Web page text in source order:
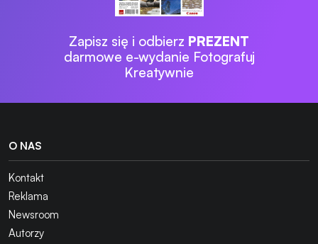
Zapisz się i odbierz PREZENT
darmowe e-wydanie Fotografuj
Kreatywnie
O NAS
Kontakt
Reklama
Newsroom
Autorzy